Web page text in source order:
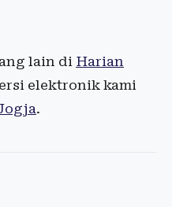
lain di Harian
elektronik kami
.